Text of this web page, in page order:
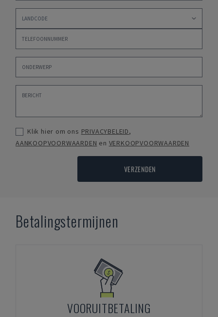
Klik hier om ons PRIVACYBELEID,
AANKOOPVOORWAARDEN en VERKOOPVOORWAARDEN
VERZENDEN
Betalingstermijnen
VOORUITBETALING